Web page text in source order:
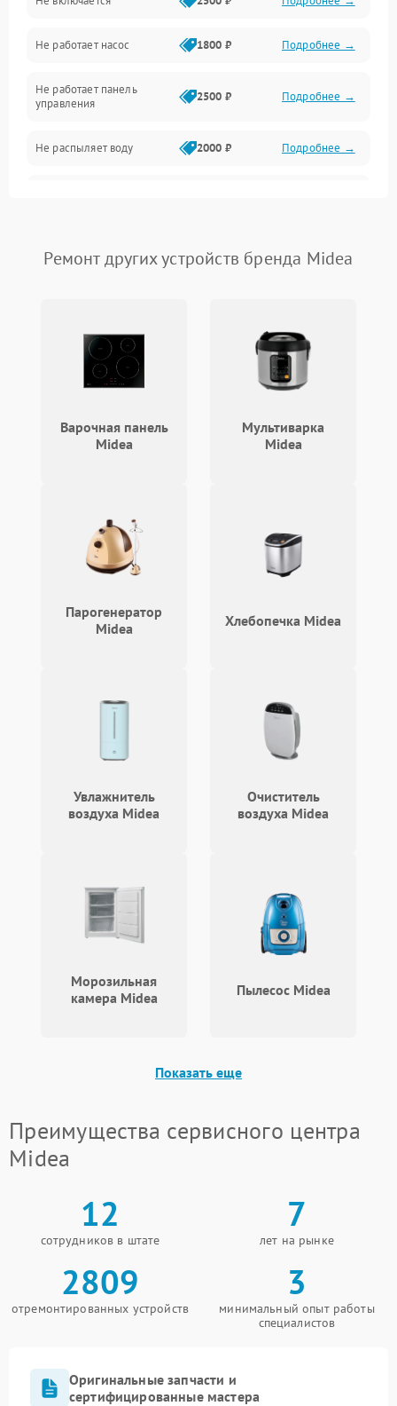
Нагрев
Вода
Гигиена
Программное обеспечение
Не работает насос 1800 ₽ Подробнее →
Не работает панель
управления
2500 ₽ Подробнее →
Не распыляет воду 2000 ₽ Подробнее →
Проблемы с набором
воды
1800 ₽ Подробнее →
Сбои в работе таймера Подробнее →
Ремонт других устройств бренда Midea
Варочная панель
Midea
Мультиварка
Midea
Парогенератор
Midea
Хлебопечка Midea
Увлажнитель
воздуха Midea
Очиститель
воздуха Midea
Морозильная
камера Midea
Пылесос Midea
Показать еще
Преимущества сервисного центра
Midea
12
сотрудников в штате
7
лет на рынке
2809
отремонтированных устройств
3
минимальный опыт работы
специалистов
Оригинальные запчасти и
сертифицированные мастера